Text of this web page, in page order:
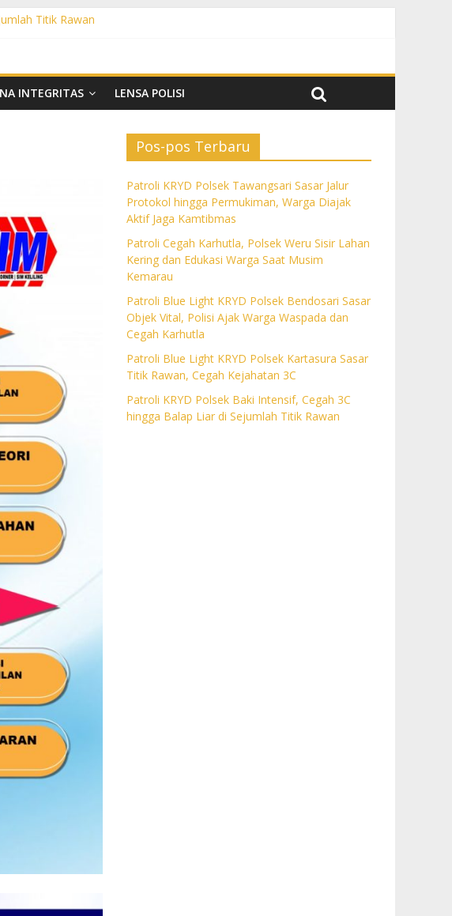
Titik Rawan
Warga Waspada dan Cegah Karhutla
3C
INTEGRITAS LENSA POLISI
Pos-pos Terbaru
Patroli KRYD Polsek Tawangsari Sasar Jalur
Protokol hingga Permukiman, Warga Diajak
Aktif Jaga Kamtibmas
Patroli Cegah Karhutla, Polsek Weru Sisir Lahan
Kering dan Edukasi Warga Saat Musim
Kemarau
Patroli Blue Light KRYD Polsek Bendosari Sasar
Objek Vital, Polisi Ajak Warga Waspada dan
Cegah Karhutla
Patroli Blue Light KRYD Polsek Kartasura Sasar
Titik Rawan, Cegah Kejahatan 3C
Patroli KRYD Polsek Baki Intensif, Cegah 3C
hingga Balap Liar di Sejumlah Titik Rawan